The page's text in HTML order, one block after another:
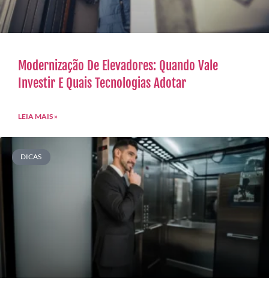
Modernização De Elevadores: Quando Vale
Investir E Quais Tecnologias Adotar
LEIA MAIS »
DICAS